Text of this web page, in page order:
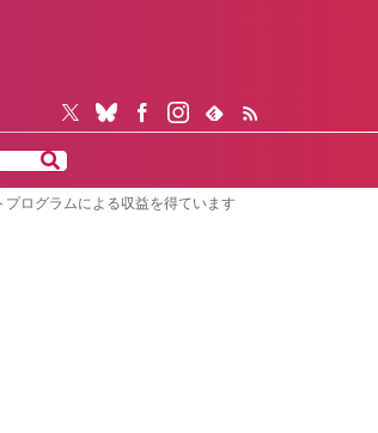
ログラムによる収益を得ています